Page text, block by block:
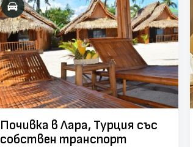
Почивка в Лара, Турция със
собствен транспорт